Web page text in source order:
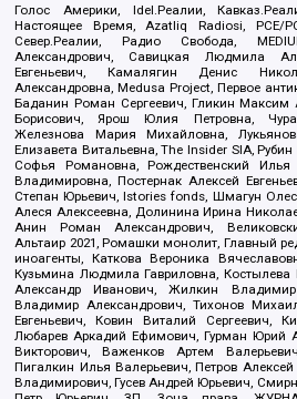
Голос Америки, Idel.Реалии,
Настоящее Время, Azatliq Radiosi, PCE/
Север.Реалии, Радио Свобода,
Александрович, Савицкая Людмила
Евгеньевич, Камалягин Денис
Александровна, Medusa Project, Первое
Баданин Роман Сергеевич, Гликин Максим
Борисович, Ярош Юлия Петровна,
Железнова Мария Михайловна,
Елизавета Витальевна, The Insider SIA,
Софья Романовна, Рождественский
Владимировна, Постернак Алексей
Степан Юрьевич, Istories fonds, Шмагун
Алеся Алексеевна, Долинина Ирина
Анин Роман Александрович,
Альтаир 2021, Ромашки монолит, Главный
иноагенты, Каткова Вероника
Кузьмина Людмила Гавриловна,
Александр Иванович, Жилкин
Владимир Александрович, Тихонов
Евгеньевич, Ковин Виталий Сергеевич,
Любарев Аркадий Ефимович, Гурман Юрий
Викторович, Важенков Артем
Пигалкин Илья Валерьевич, Петров
Владимирович, Гусев Андрей Юрьевич,